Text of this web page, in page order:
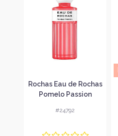
Rochas Eau de Rochas
Pomelo Passion
жени без опаковка
#24792